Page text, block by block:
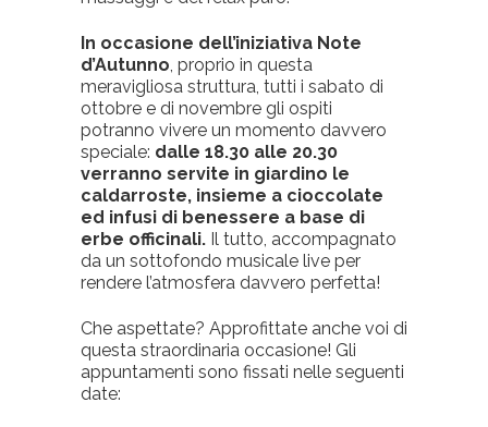
In occasione dell’iniziativa Note
d’Autunno, proprio in questa
meravigliosa struttura, tutti i sabato di
ottobre e di novembre gli ospiti
potranno vivere un momento davvero
speciale: dalle 18.30 alle 20.30
verranno servite in giardino le
caldarroste, insieme a cioccolate
ed infusi di benessere a base di
erbe officinali. Il tutto, accompagnato
da un sottofondo musicale live per
rendere l’atmosfera davvero perfetta!
Che aspettate? Approfittate anche voi di
questa straordinaria occasione! Gli
appuntamenti sono fissati nelle seguenti
date: